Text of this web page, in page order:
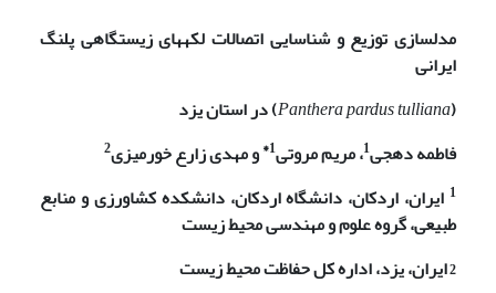
مدل­سازی توزیعو شناسایی اتصالات لکه­های زیستگاهی پلنگ
ایرانی
(
Panthera pardus tulliana
)در استان یزد
فاطمه دهجی1، مریم مروتی1* و مهدی زارع خورمیزی2
1 ایران، اردکان، دانشگاه اردکان، دانشکده کشاورزی و منابع
طبیعی، گروه علوم و مهندسی محیط زیست
2ایران، یزد، اداره کل حفاظت محیط زیست